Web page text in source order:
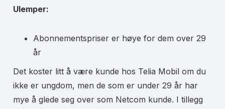
Ulemper:
Abonnementspriser er høye for dem over 29
år
Det koster litt å være kunde hos Telia Mobil om du
ikke er ungdom, men de som er under 29 år har
mye å glede seg over som Netcom kunde. I tillegg